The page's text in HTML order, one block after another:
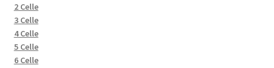
2 Celle
3 Celle
4 Celle
5 Celle
6 Celle